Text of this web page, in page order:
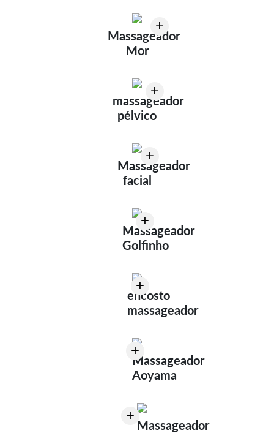
+
Massageador
Mor
+
massageador
pélvico
+
Massageador
facial
+
Massageador
Golfinho
+
encosto
massageador
+
Massageador
Aoyama
+
Massageador